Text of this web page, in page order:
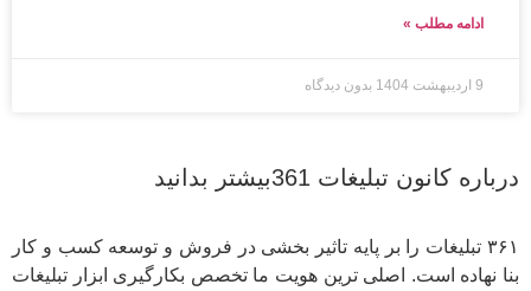
ادامه مطلب »
9 اردیبهشت 1404 بدون دیدگاه
درباره کانون تبلیغات 361بیشتر بدانید
۳۶۱ تبلیغات را بر پایه تاثیر بخشی در فروش و توسعه کسب و کار
بنا نهاده است. اصلی ترین هویت ما تخصص بکارگیری ابزار تبلیغات